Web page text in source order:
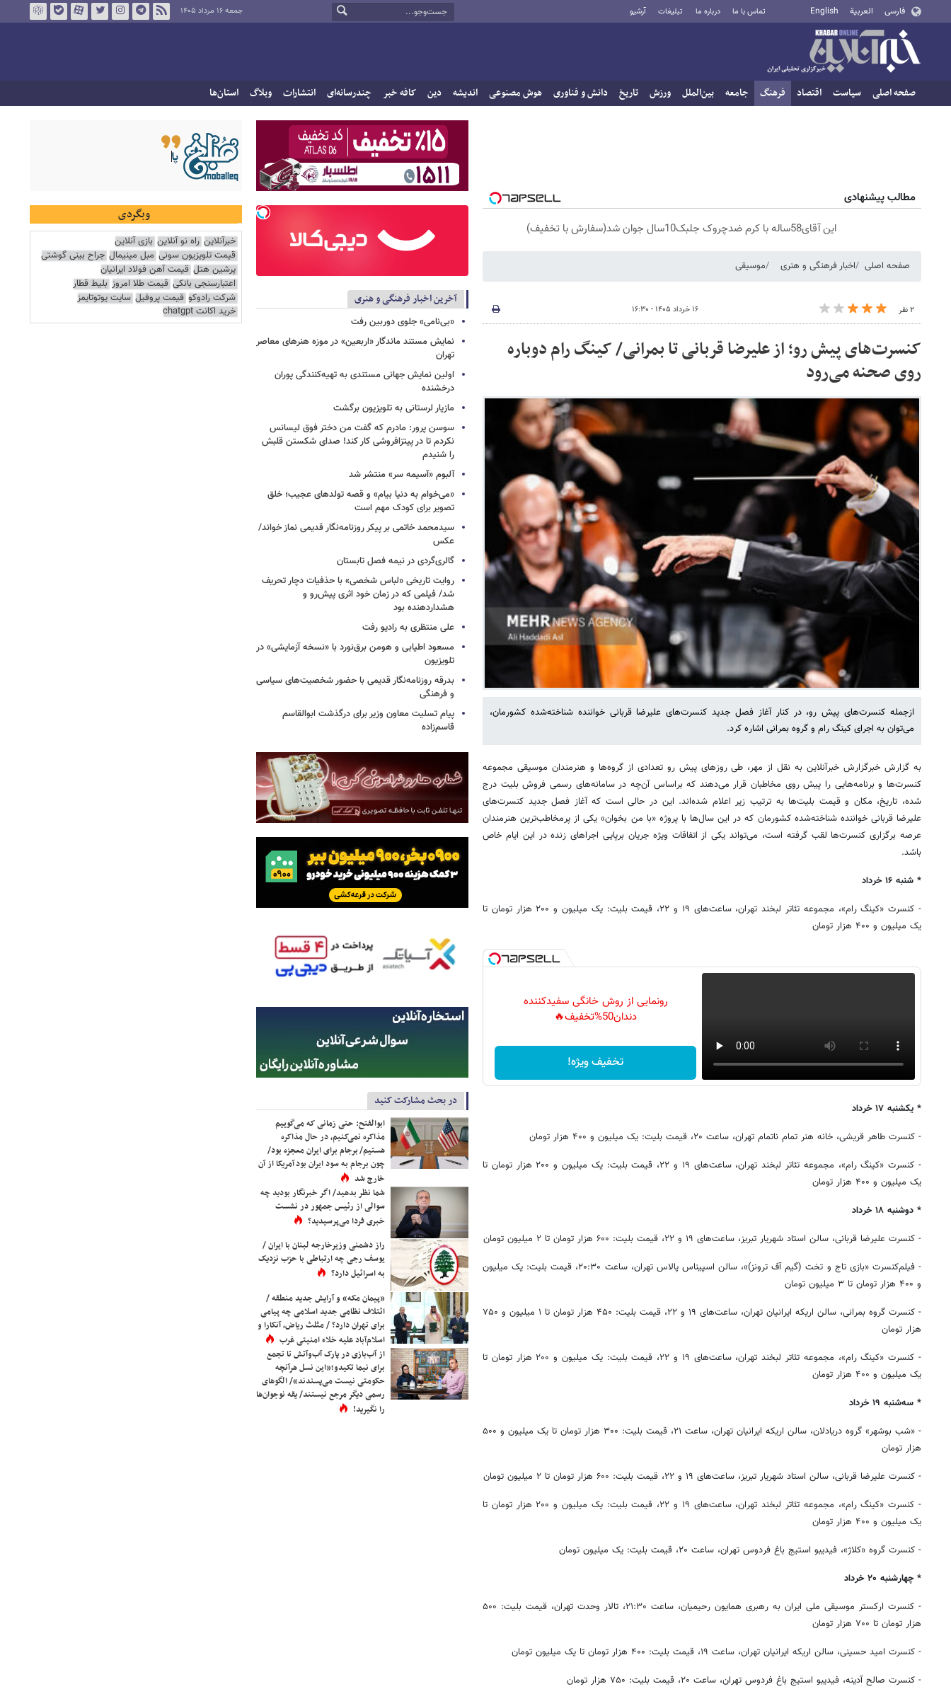
فارسی العربية English تماس با ما درباره ما تبلیغات آرشیو جمعه ۱۶ مرداد ۱۴۰۵
صفحه اصلی سیاست اقتصاد فرهنگ جامعه بین‌الملل ورزش تاریخ دانش و فناوری هوش مصنوعی اندیشه دین کافه خبر چندرسانه‌ای انتشارات وبلاگ استان‌ها
مطالب پیشنهادی
این آقای58ساله با کرم ضدچروک جلبک10سال جوان شد(سفارش با تخفیف)
صفحه اصلی اخبار فرهنگی و هنری موسیقی
۲ نفر ۱۶ خرداد ۱۴۰۵ - ۱۶:۳۰
کنسرت‌های پیش رو؛ از علیرضا قربانی تا بمرانی/ کینگ‌ رام دوباره
روی صحنه می‌رود
ازجمله کنسرت‌های پیش رو، در کنار آغاز فصل جدید کنسرت‌های علیرضا قربانی خواننده شناخته‌شده کشورمان،
می‌توان به اجرای کینگ رام و گروه بمرانی اشاره کرد.
به گزارش خبرگزارش خبرآنلاین به نقل از مهر، طی روزهای پیش رو تعدادی از گروه‌ها و هنرمندان موسیقی مجموعه
کنسرت‌ها و برنامه‌هایی را پیش روی مخاطبان قرار می‌دهند که براساس آن‌چه در سامانه‌های رسمی فروش بلیت درج
شده، تاریخ، مکان و قیمت بلیت‌ها به ترتیب زیر اعلام شده‌اند. این در حالی است که آغاز فصل جدید کنسرت‌های
علیرضا قربانی خواننده شناخته‌شده کشورمان که در این سال‌ها با پروژه «با من بخوان» یکی از پرمخاطب‌ترین هنرمندان
عرصه برگزاری کنسرت‌ها لقب گرفته است، می‌تواند یکی از اتفاقات ویژه جریان برپایی اجراهای زنده در این ایام خاص
باشد.
* شنبه ۱۶ خرداد
- کنسرت «کینگ رام»، مجموعه تئاتر لبخند تهران، ساعت‌های ۱۹ و ۲۲، قیمت بلیت: یک میلیون و ۲۰۰ هزار تومان تا
یک میلیون و ۴۰۰ هزار تومان
رونمایی از روش خانگی سفیدکننده
دندان50%تخفیف🔥
تخفیف ویژه!
* یکشنبه ۱۷ خرداد
- کنسرت طاهر قریشی، خانه هنر تمام ناتمام تهران، ساعت ۲۰، قیمت بلیت: یک میلیون و ۴۰۰ هزار تومان
- کنسرت «کینگ رام»، مجموعه تئاتر لبخند تهران، ساعت‌های ۱۹ و ۲۲، قیمت بلیت: یک میلیون و ۲۰۰ هزار تومان تا
یک میلیون و ۴۰۰ هزار تومان
* دوشنبه ۱۸ خرداد
- کنسرت علیرضا قربانی، سالن استاد شهریار تبریز، ساعت‌های ۱۹ و ۲۲، قیمت بلیت: ۶۰۰ هزار تومان تا ۲ میلیون تومان
- فیلم‌کنسرت «بازی تاج و تخت (گیم آف ترونز)»، سالن اسپیناس پالاس تهران، ساعت ۲۰:۳۰، قیمت بلیت: یک میلیون
و ۴۰۰ هزار تومان تا ۳ میلیون تومان
- کنسرت گروه بمرانی، سالن اریکه ایرانیان تهران، ساعت‌های ۱۹ و ۲۲، قیمت بلیت: ۴۵۰ هزار تومان تا ۱ میلیون و ۷۵۰
هزار تومان
- کنسرت «کینگ رام»، مجموعه تئاتر لبخند تهران، ساعت‌های ۱۹ و ۲۲، قیمت بلیت: یک میلیون و ۲۰۰ هزار تومان تا
یک میلیون و ۴۰۰ هزار تومان
* سه‌شنبه ۱۹ خرداد
- «شب بوشهر» گروه دریادلان، سالن اریکه ایرانیان تهران، ساعت ۲۱، قیمت بلیت: ۳۰۰ هزار تومان تا یک میلیون و ۵۰۰
هزار تومان
- کنسرت علیرضا قربانی، سالن استاد شهریار تبریز، ساعت‌های ۱۹ و ۲۲، قیمت بلیت: ۶۰۰ هزار تومان تا ۲ میلیون تومان
- کنسرت «کینگ رام»، مجموعه تئاتر لبخند تهران، ساعت‌های ۱۹ و ۲۲، قیمت بلیت: یک میلیون و ۲۰۰ هزار تومان تا
یک میلیون و ۴۰۰ هزار تومان
- کنسرت گروه «کلاژ»، فیدیبو استیج باغ فردوس تهران، ساعت ۲۰، قیمت بلیت: یک میلیون تومان
* چهارشنبه ۲۰ خرداد
- کنسرت ارکستر موسیقی ملی ایران به رهبری همایون رحیمیان، ساعت ۲۱:۳۰، تالار وحدت تهران، قیمت بلیت: ۵۰۰
هزار تومان تا ۷۰۰ هزار تومان
- کنسرت امید حسینی، سالن اریکه ایرانیان تهران، ساعت ۱۹، قیمت بلیت: ۴۰۰ هزار تومان تا یک میلیون تومان
- کنسرت صالح آدینه، فیدیبو استیج باغ فردوس تهران، ساعت ۲۰، قیمت بلیت: ۷۵۰ هزار تومان
آخرین اخبار فرهنگی و هنری
«بی‌نامی» جلوی دوربین رفت
نمایش مستند ماندگار «اربعین» در موزه هنرهای معاصر
تهران
اولین نمایش جهانی مستندی به تهیه‌کنندگی پوران
درخشنده
مازیار لرستانی به تلویزیون برگشت
سوسن پرور: مادرم که گفت من دختر فوق‌ لیسانس
نکردم تا در پیتزافروشی کار کند! صدای شکستن قلبش
را شنیدم
آلبوم «آسیمه سر» منتشر شد
«می‌خوام به دنیا بیام» و قصه تولدهای عجیب؛ خلق
تصویر برای کودک مهم است
سیدمحمد خاتمی بر پیکر روزنامه‌نگار قدیمی نماز خواند/
عکس
گالری‌گردی در نیمه فصل تابستان
روایت تاریخی «لباس شخصی» با حذفیات دچار تحریف
شد/ فیلمی که در زمان خود اثری پیش‌رو و
هشداردهنده بود
علی منتظری به رادیو رفت
مسعود اطیابی و هومن برق‌نورد با «نسخه آزمایشی» در
تلویزیون
بدرقه روزنامه‌نگار قدیمی با حضور شخصیت‌های سیاسی
و فرهنگی
پیام تسلیت معاون وزیر برای درگذشت ابوالقاسم
قاسم‌زاده
در بحث مشارکت کنید
ابوالفتح: حتی زمانی که می‌گوییم
مذاکره نمی‌کنیم، در حال مذاکره
هستیم/ برجام برای ایران معجزه بود/
چون برجام به سود ایران بود آمریکا از آن
خارج شد
شما نظر بدهید/ اگر خبرنگار بودید چه
سوالی از رئیس جمهور در نشست
خبری فردا می‌پرسیدید؟
راز دشمنی وزیرخارجه لبنان با ایران /
یوسف رجی چه ارتباطی با حزب نزدیک
به اسرائیل دارد؟
«پیمان مکه» و آرایش جدید منطقه /
ائتلاف نظامی جدید اسلامی چه پیامی
برای تهران دارد؟ / مثلث ریاض، آنکارا و
اسلام‌آباد علیه خلاء امنیتی غرب
از آب‌بازی در پارک آب‌وآتش تا تجمع
برای نیما تکیدو؛«این نسل هرآنچه
حکومتی نیست می‌پسندند»/ الگوهای
رسمی دیگر مرجع نیستند/ یقه نوجوان‌ها
را نگیرید!
وبگردی
خبرآنلاین راه نو آنلاین بازی آنلاین
قیمت تلویزیون سونی مبل مینیمال جراح بینی گوشتی
پرشین هتل قیمت آهن فولاد ایرانیان
اعتبارسنجی بانکی قیمت طلا امروز بلیط قطار
شرکت رادوکو قیمت پروفیل سایت یوتوتایمز
خرید اکانت chatgpt